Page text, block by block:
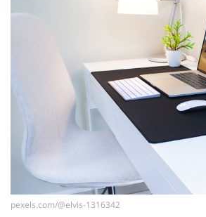
pexels.com/@elvis-1316342